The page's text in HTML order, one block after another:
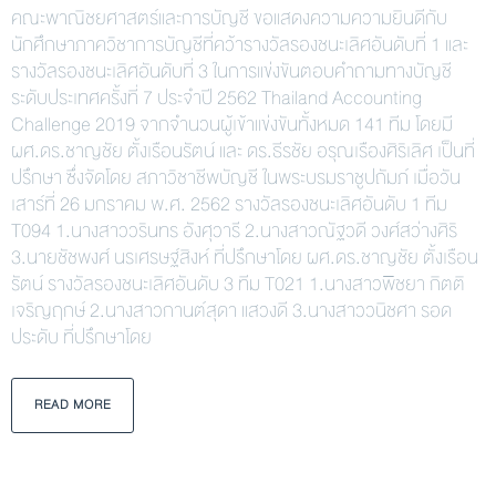
คณะพาณิชยศาสตร์และการบัญชี ขอแสดงความความยินดีกับ
นักศึกษาภาควิชาการบัญชีที่คว้ารางวัลรองชนะเลิศอันดับที่ 1 และ
รางวัลรองชนะเลิศอันดับที่ 3 ในการแข่งขันตอบคำถามทางบัญชี
ระดับประเทศครั้งที่ 7 ประจำปี 2562 Thailand Accounting
Challenge 2019 จากจำนวนผู้เข้าแข่งขันทั้งหมด 141 ทีม โดยมี
ผศ.ดร.ชาญชัย ตั้งเรือนรัตน์ และ ดร.ธีรชัย อรุณเรืองศิริเลิศ เป็นที่
ปรึกษา ซึ่งจัดโดย สภาวิชาชีพบัญชี ในพระบรมราชูปถัมภ์ เมื่อวัน
เสาร์ที่ 26 มกราคม พ.ศ. 2562 รางวัลรองชนะเลิศอันดับ 1 ทีม
T094 1.นางสาววรินทร อังศุวารี 2.นางสาวณัฐวดี วงศ์สว่างศิริ
3.นายชัชพงศ์ นรเศรษฐ์สิงห์ ที่ปรึกษาโดย ผศ.ดร.ชาญชัย ตั้งเรือน
รัตน์ รางวัลรองชนะเลิศอันดับ 3 ทีม T021 1.นางสาวพิชยา กิตติ
เจริญฤกษ์ 2.นางสาวกานต์สุดา แสวงดี 3.นางสาววนิชศา รอด
ประดับ ที่ปรึกษาโดย
READ MORE